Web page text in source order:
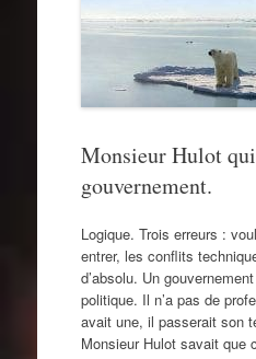
Monsieur Hulot
gouvernement.
Logique. Trois erreurs :
entrer, les conflits
d’absolu. Un
politique. Il n’a pas de
avait une, il passerait son
Monsieur Hulot savait que